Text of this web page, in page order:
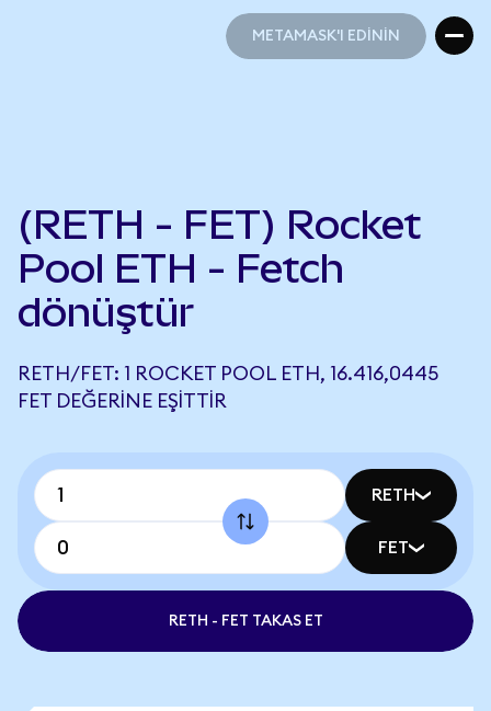
METAMASK'I EDİNİN
(RETH - FET) Rocket
Pool ETH - Fetch
dönüştür
RETH/FET: 1 ROCKET POOL ETH, 16.416,0445
FET DEĞERINE EŞITTIR
RETH
FET
RETH - FET TAKAS ET